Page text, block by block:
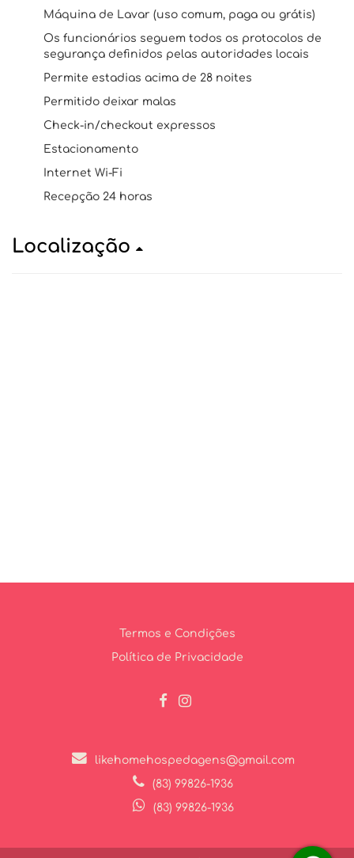
Máquina de Lavar (uso comum, paga ou grátis)
Os funcionários seguem todos os protocolos de
segurança definidos pelas autoridades locais
Permite estadias acima de 28 noites
Permitido deixar malas
Check-in/checkout expressos
Estacionamento
Internet Wi-Fi
Recepção 24 horas
Localização
Termos e Condições
Política de Privacidade
likehomehospedagens@gmail.com
(83) 99826-1936
(83) 99826-1936